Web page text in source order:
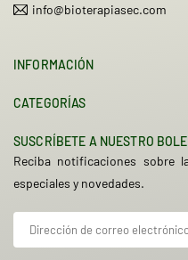
info@bioterapiasec.com
INFORMACIÓN
CATEGORÍAS
SUSCRÍBETE A NUESTRO
Reciba notificaciones sobre
especiales y novedades.